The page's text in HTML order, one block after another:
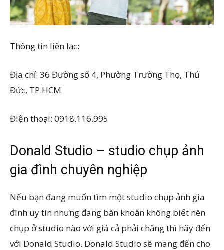
Thông tin liên lạc:
Địa chỉ: 36 Đường số 4, Phường Trường Thọ, Thủ
Đức, TP.HCM
Điện thoại: 0918.116.995
Donald Studio – studio chụp ảnh
gia đình chuyên nghiệp
Nếu bạn đang muốn tìm một studio chụp ảnh gia
đình uy tín nhưng đang băn khoăn không biết nên
chụp ở studio nào với giá cả phải chăng thì hãy đến
với Donald Studio. Donald Studio sẽ mang đến cho